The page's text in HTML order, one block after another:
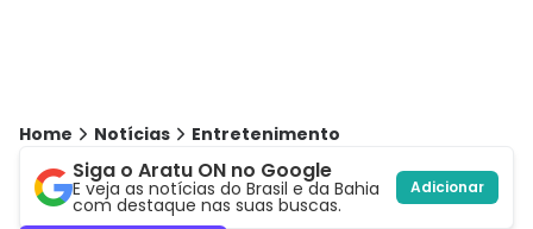
Home Notícias Entretenimento
Siga o Aratu ON no Google
E veja as notícias do Brasil e da Bahia
com destaque nas suas buscas.
Adicionar